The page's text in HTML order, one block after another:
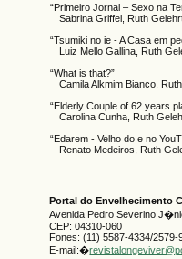
“Primeiro Jornal – Sexo na
Sabrina Griffel, Ruth
“Tsumiki no ie - A Casa em
Luiz Mello Gallina, Ruth
“What is that?”
Camila Alkmim Bianco,
“Elderly Couple of 62 years
Carolina Cunha, Ruth
“Edarem - Velho do e no
Renato Medeiros, Ruth
Portal do Envelhecimento
Avenida Pedro Severino
CEP: 04310-060
Fones: (11) 5587-4334/2579-
E-mail:�